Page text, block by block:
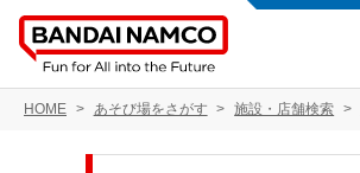
HOME あそび場をさがす 施設・店舗検索